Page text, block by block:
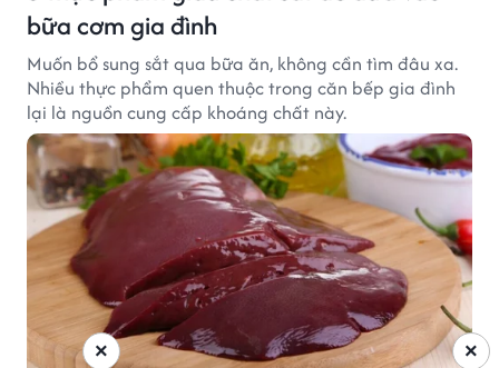
bữa cơm gia đình
Muốn bổ sung sắt qua bữa ăn, không cần tìm đâu xa.
Nhiều thực phẩm quen thuộc trong căn bếp gia đình
lại là nguồn cung cấp khoáng chất này.
×
×